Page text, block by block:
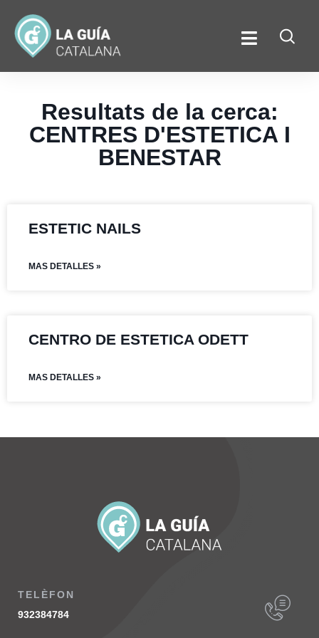
Resultats de la cerca:
CENTRES D'ESTETICA I
BENESTAR
ESTETIC NAILS
MAS DETALLES »
CENTRO DE ESTETICA ODETT
MAS DETALLES »
TELÈFON
932384784